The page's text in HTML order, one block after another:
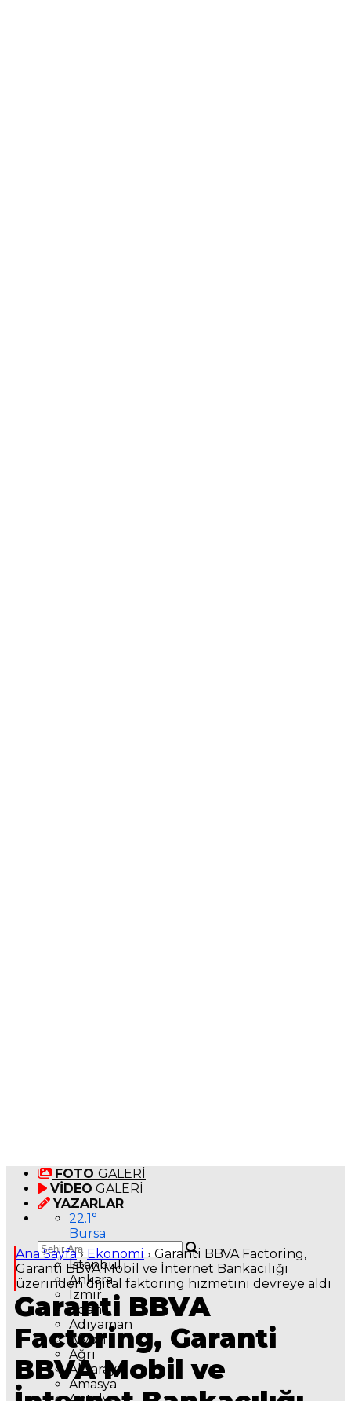
FOTO GALERİ
VİDEO GALERİ
YAZARLAR
22.1°
Bursa
İstanbul
Ankara
İzmir
Adana
Adıyaman
Afyon
Ağrı
Aksaray
Amasya
Ana Sayfa›Ekonomi›Garanti BBVA Factoring,
Garanti BBVA Mobil ve İnternet Bankacılığı
üzerinden dijital faktoring hizmetini devreye aldı
Garanti BBVA
Factoring, Garanti
BBVA Mobil ve